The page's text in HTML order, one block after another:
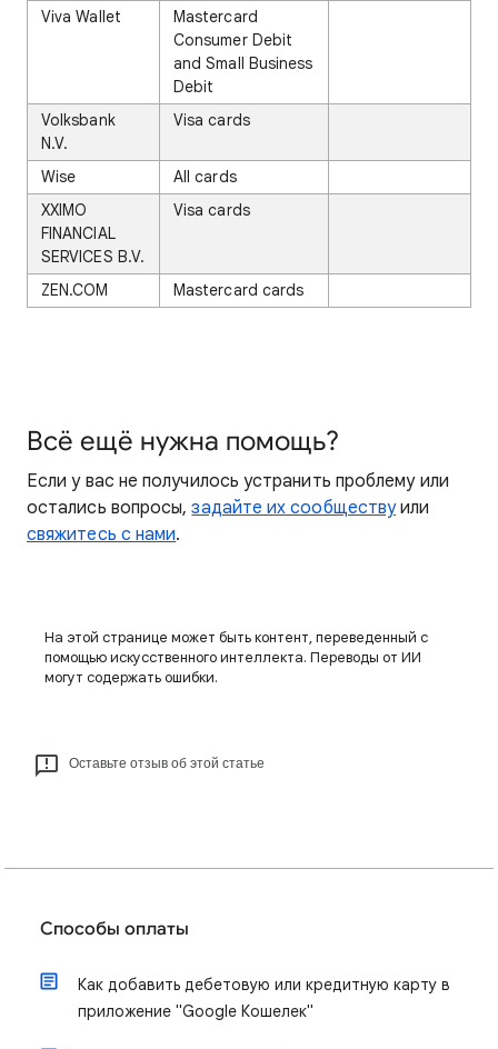
Viva Wallet
Mastercard
Consumer Debit
and Small Business
Debit
Volksbank
N.V.
Visa cards
Wise
All cards
XXIMO
FINANCIAL
SERVICES B.V.
Visa cards
ZEN.COM Mastercard cards
Всё ещё нужна помощь?
Если у вас не получилось устранить проблему или
остались вопросы,задайте их сообществуили
свяжитесь с нами.
На этой странице может быть контент, переведенный с
помощью искусственного интеллекта. Переводы от ИИ
могут содержать ошибки.
Оставьте отзыв об этой статье
Способы оплаты
Как добавить дебетовую или кредитную карту в
приложение "Google Кошелек"